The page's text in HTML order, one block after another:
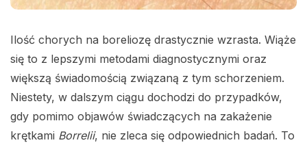
Ilość chorych na boreliozę drastycznie wzrasta. Wiąże
się to z lepszymi metodami diagnostycznymi oraz
większą świadomością związaną z tym schorzeniem.
Niestety, w dalszym ciągu dochodzi do przypadków,
gdy pomimo objawów świadczących na zakażenie
krętkami Borrelii, nie zleca się odpowiednich badań. To